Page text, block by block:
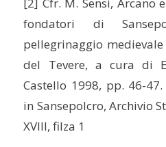
[2] Cfr. M. Sensi, Arcano
fondatori di
pellegrinaggio medievale
del Tevere, a cura di
Castello 1998, pp. 46-
in Sansepolcro, Archivio
XVIII, filza 1